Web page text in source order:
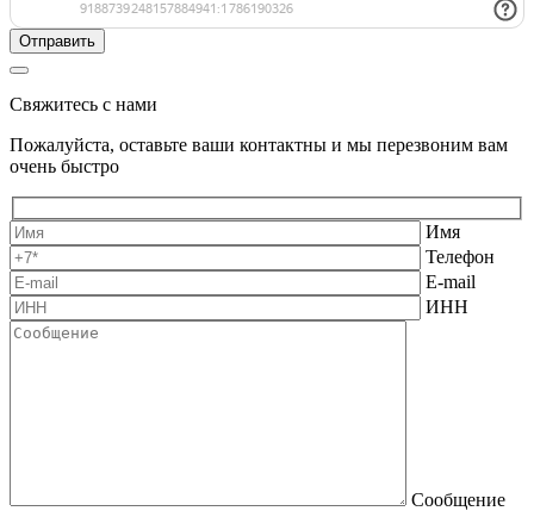
Свяжитесь с нами
Пожалуйста, оставьте ваши контактны и мы перезвоним вам
очень быстро
Имя
Телефон
E-mail
ИНН
Сообщение